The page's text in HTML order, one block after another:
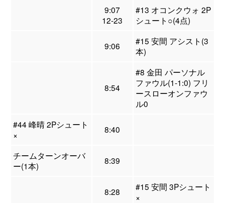
9:07
12-23
#13 オコンクウォ 2P
シュート○(4点)
9:06
#15 安間 アシスト(3
本)
8:54
#8 金田 パーソナル
ファウル(1-1:0) フリ
ースローオンファウ
ル0
#44 峰晴 2Pシュート
×
8:40
チームターンオーバ
ー(1本)
8:39
8:28
#15 安間 3Pシュート
×